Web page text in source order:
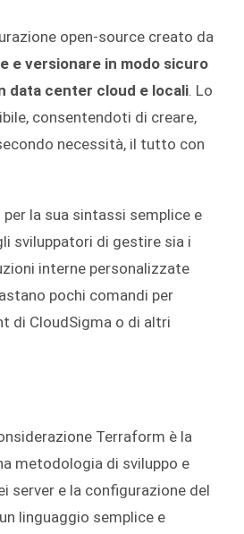
open-source creato da
e versionare in modo sicuro
data center cloud e locali. Lo
consentendoti di creare,
necessità, il tutto con
la sua sintassi semplice e
sviluppatori di gestire sia i
interne personalizzate
pochi comandi per
di CloudSigma o di altri
Terraform è la
metodologia di sviluppo e
server e la configurazione del
linguaggio semplice e